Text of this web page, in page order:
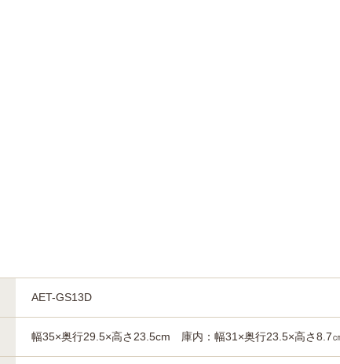
AET-GS13D
幅35×奥行29.5×高さ23.5cm 庫内：幅31×奥行23.5×高さ8.7